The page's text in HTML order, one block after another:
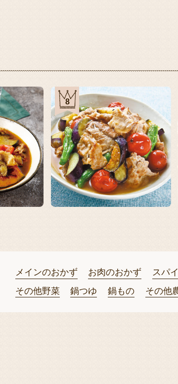
8
メインのおかず お肉のおかず スパ
その他野菜
鍋つゆ 鍋もの その他